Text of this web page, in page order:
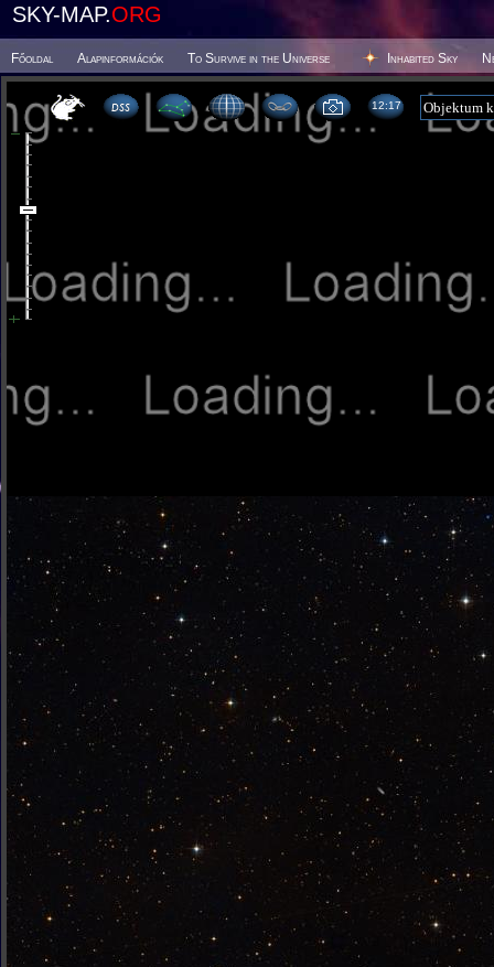
SKY-MAP.ORG
Főoldal Alapinformációk To Survive in the Universe Inhabited Sky
12 17